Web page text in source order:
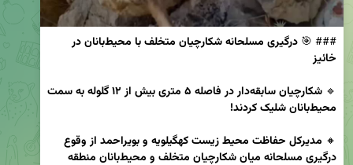
### 🎯
درگیری مسلحانه شکارچیان متخلف با محیط‌بانان در
خائیز
🔹
محیط‌بانان شلیک کردند!
🔸